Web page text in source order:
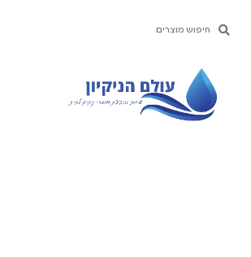
לתוכן